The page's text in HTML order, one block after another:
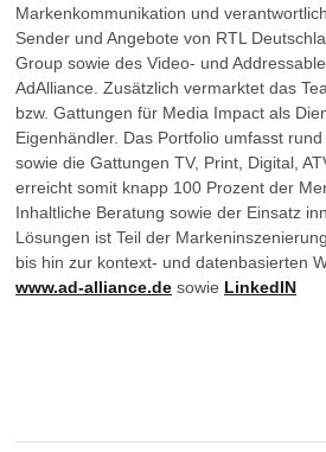
Markenkommunikation und
Sender und Angebote von RTL
Group sowie des Video- und
AdAlliance. Zusätzlich vermarktet das
bzw. Gattungen für Media Impact als
Eigenhändler. Das Portfolio umfasst
sowie die Gattungen TV, Print, Digital,
erreicht somit knapp 100 Prozent der
Inhaltliche Beratung sowie der Einsatz
Lösungen ist Teil der
bis hin zur kontext- und datenbasierten
www.ad-alliance.de sowie LinkedIN